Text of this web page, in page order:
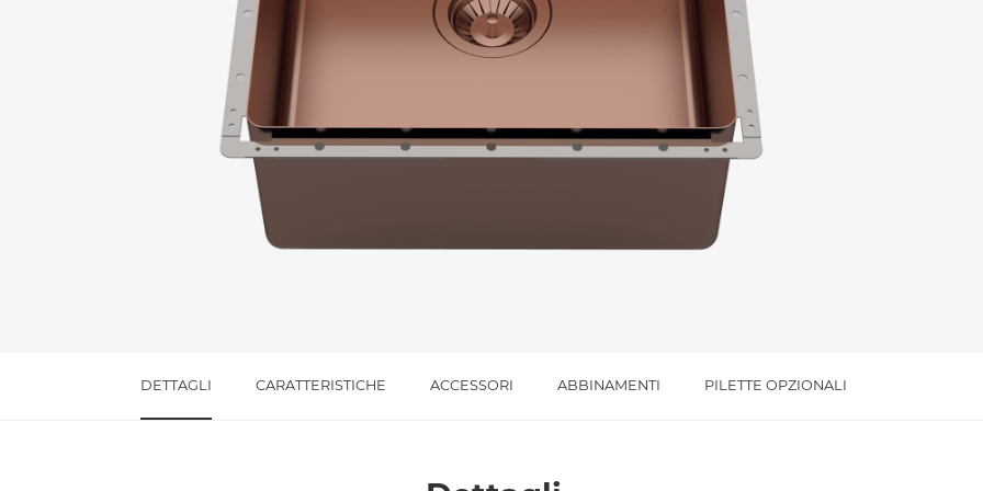
DETTAGLI CARATTERISTICHE ACCESSORI ABBINAMENTI PILETTE OPZIONALI